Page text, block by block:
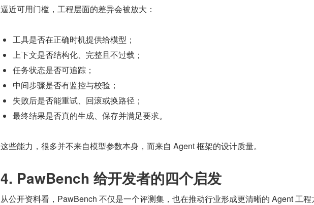
逼近可用门槛，工程层面的差异会被放大：
工具是否在正确时机提供给模型；
上下文是否结构化、完整且不过载；
任务状态是否可追踪；
中间步骤是否有监控与校验；
失败后是否能重试、回滚或换路径；
最终结果是否真的生成、保存并满足要求。
这些能力，很多并不来自模型参数本身，而来自 Agent 框架的设计质量。
4. PawBench 给开发者的四个启发
从公开资料看，PawBench 不仅是一个评测集，也在推动行业形成更清晰的 Agent 工程